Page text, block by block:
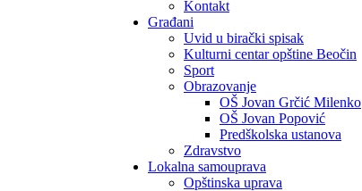
Kontakt
Građani
Uvid u birački spisak
Kulturni centar opštine Beočin
Sport
Obrazovanje
OŠ Jovan Grčić Milenko
OŠ Jovan Popović
Predškolska ustanova
Zdravstvo
Lokalna samouprava
Opštinska uprava